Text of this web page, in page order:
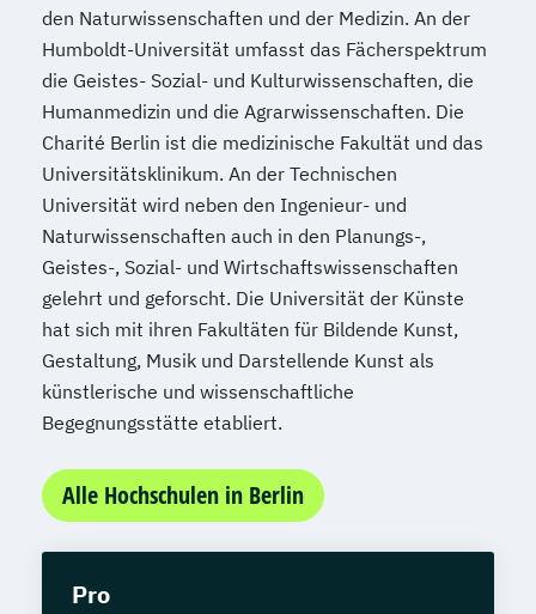
den Naturwissenschaften und der Medizin. An der
Humboldt-Universität umfasst das Fächerspektrum
die Geistes- Sozial- und Kulturwissenschaften, die
Humanmedizin und die Agrarwissenschaften. Die
Charité Berlin ist die medizinische Fakultät und das
Universitätsklinikum. An der Technischen
Universität wird neben den Ingenieur- und
Naturwissenschaften auch in den Planungs-,
Geistes-, Sozial- und Wirtschaftswissenschaften
gelehrt und geforscht. Die Universität der Künste
hat sich mit ihren Fakultäten für Bildende Kunst,
Gestaltung, Musik und Darstellende Kunst als
künstlerische und wissenschaftliche
Begegnungsstätte etabliert.
Alle Hochschulen in Berlin
Pro